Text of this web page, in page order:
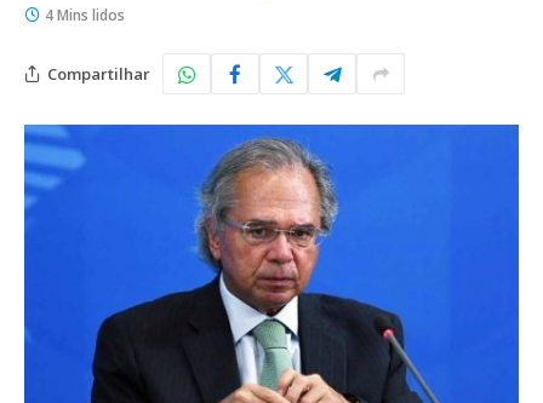
4 Mins lidos
Compartilhar